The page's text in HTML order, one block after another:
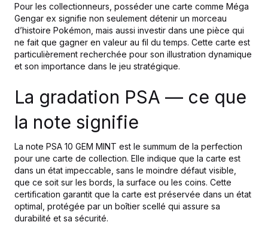
Pour les collectionneurs, posséder une carte comme Méga
Gengar ex signifie non seulement détenir un morceau
d’histoire Pokémon, mais aussi investir dans une pièce qui
ne fait que gagner en valeur au fil du temps. Cette carte est
particulièrement recherchée pour son illustration dynamique
et son importance dans le jeu stratégique.
La gradation PSA — ce que
la note signifie
La note PSA 10 GEM MINT est le summum de la perfection
pour une carte de collection. Elle indique que la carte est
dans un état impeccable, sans le moindre défaut visible,
que ce soit sur les bords, la surface ou les coins. Cette
certification garantit que la carte est préservée dans un état
optimal, protégée par un boîtier scellé qui assure sa
durabilité et sa sécurité.